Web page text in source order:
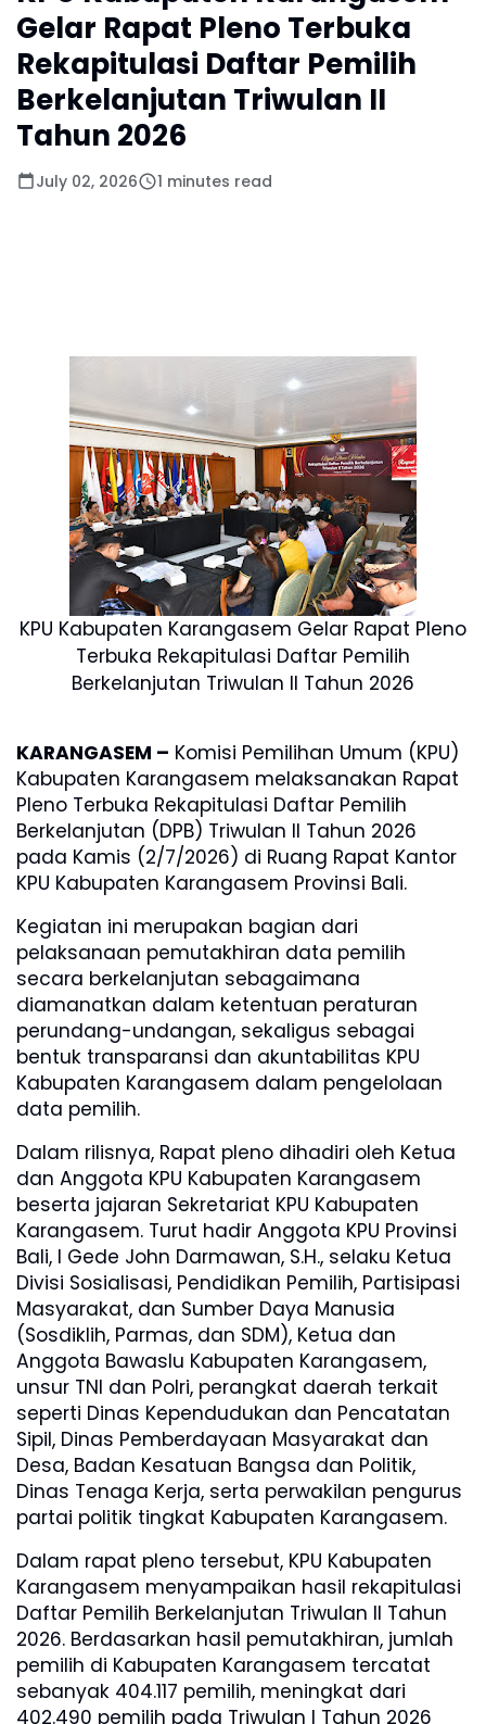
Gelar Rapat Pleno Terbuka
Rekapitulasi Daftar Pemilih
Berkelanjutan Triwulan II
Tahun 2026
July 02, 2026 1 minutes read
KPU Kabupaten Karangasem Gelar Rapat Pleno
Terbuka Rekapitulasi Daftar Pemilih
Berkelanjutan Triwulan II Tahun 2026
KARANGASEM – Komisi Pemilihan Umum (KPU)
Kabupaten Karangasem melaksanakan Rapat
Pleno Terbuka Rekapitulasi Daftar Pemilih
Berkelanjutan (DPB) Triwulan II Tahun 2026
pada Kamis (2/7/2026) di Ruang Rapat Kantor
KPU Kabupaten Karangasem Provinsi Bali.
Kegiatan ini merupakan bagian dari
pelaksanaan pemutakhiran data pemilih
secara berkelanjutan sebagaimana
diamanatkan dalam ketentuan peraturan
perundang-undangan, sekaligus sebagai
bentuk transparansi dan akuntabilitas KPU
Kabupaten Karangasem dalam pengelolaan
data pemilih.
Dalam rilisnya, Rapat pleno dihadiri oleh Ketua
dan Anggota KPU Kabupaten Karangasem
beserta jajaran Sekretariat KPU Kabupaten
Karangasem. Turut hadir Anggota KPU Provinsi
Bali, I Gede John Darmawan, S.H., selaku Ketua
Divisi Sosialisasi, Pendidikan Pemilih, Partisipasi
Masyarakat, dan Sumber Daya Manusia
(Sosdiklih, Parmas, dan SDM), Ketua dan
Anggota Bawaslu Kabupaten Karangasem,
unsur TNI dan Polri, perangkat daerah terkait
seperti Dinas Kependudukan dan Pencatatan
Sipil, Dinas Pemberdayaan Masyarakat dan
Desa, Badan Kesatuan Bangsa dan Politik,
Dinas Tenaga Kerja, serta perwakilan pengurus
partai politik tingkat Kabupaten Karangasem.
Dalam rapat pleno tersebut, KPU Kabupaten
Karangasem menyampaikan hasil rekapitulasi
Daftar Pemilih Berkelanjutan Triwulan II Tahun
2026. Berdasarkan hasil pemutakhiran, jumlah
pemilih di Kabupaten Karangasem tercatat
sebanyak 404.117 pemilih, meningkat dari
402.490 pemilih pada Triwulan I Tahun 2026